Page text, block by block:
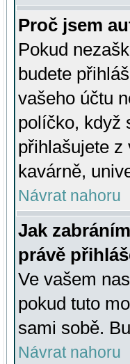
Proč jsem
Pokud
budete
vašeho účtu
políčko, když
přihlašujete z
kavárně,
Návrat nahoru
Jak
právě
Ve vašem
pokud tuto
sami sobě.
Návrat nahoru